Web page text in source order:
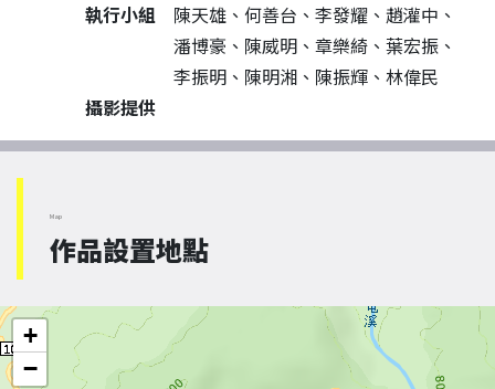
執行小組
陳天雄、何善台、李發耀、趙灌中、
潘博豪、陳威明、章樂綺、葉宏振、
李振明、陳明湘、陳振輝、林偉民
攝影提供
Map
作品設置地點
+
−